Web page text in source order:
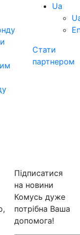
Ua
Стати
партнером
Підписатися
на новини
Комусь дуже
потрібна Ваша
допомога!